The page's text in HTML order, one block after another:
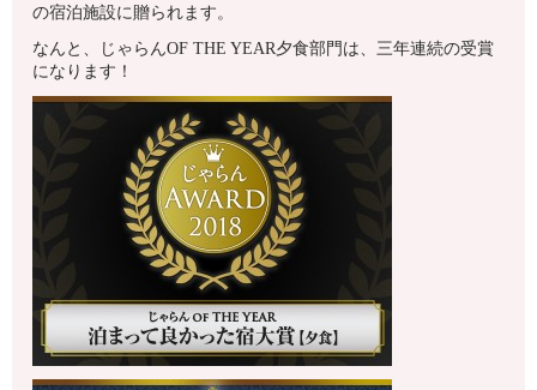
の宿泊施設に贈られます。
なんと、じゃらんOF THE YEAR夕食部門は、三年連続の受賞
になります！